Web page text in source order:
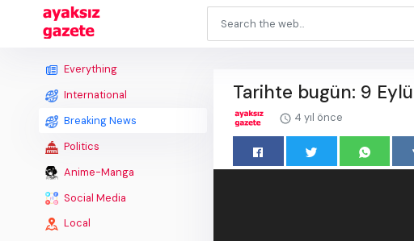
Everything
International
Breaking News
Politics
Anime-Manga
Social Media
Local
Tarihte bugün: 9
4 yıl önce